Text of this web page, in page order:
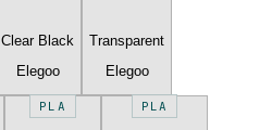
Clear Black
Elegoo
Transparent
Elegoo
PLA PLA